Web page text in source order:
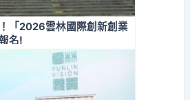
「2026雲林國際創新創業
名!